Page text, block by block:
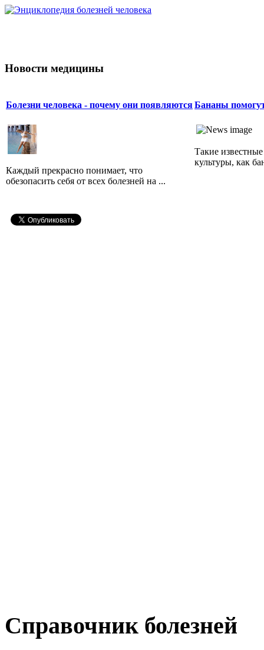
Новости медицины
Болезни человека - почему они появляются
Каждый прекрасно понимает, что
обезопасить себя от всех болезней на ...
Бананы
Такие
культуры, как
Справочник болезней